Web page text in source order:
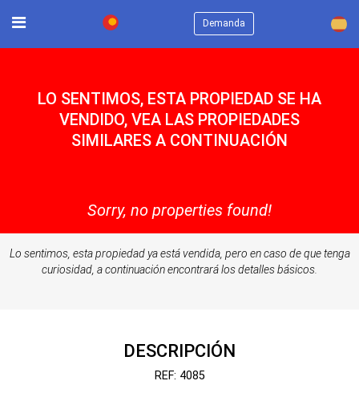
Demanda ×
LO SENTIMOS, ESTA PROPIEDAD SE HA
VENDIDO, VEA LAS PROPIEDADES
SIMILARES A CONTINUACIÓN
Sorry, no properties found!
Lo sentimos, esta propiedad ya está vendida, pero en caso de que tenga
curiosidad, a continuación encontrará los detalles básicos.
DESCRIPCIÓN
REF: 4085